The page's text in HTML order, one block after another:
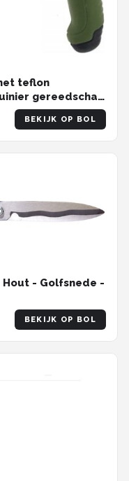
teflon
gereedschap
BEKIJK OP BOL
Hout - Golfsnede -
BEKIJK OP BOL